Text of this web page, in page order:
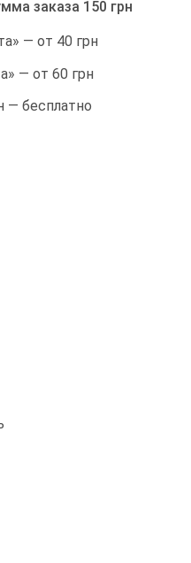
заказа 150 грн
— от 40 грн
— от 60 грн
— бесплатно